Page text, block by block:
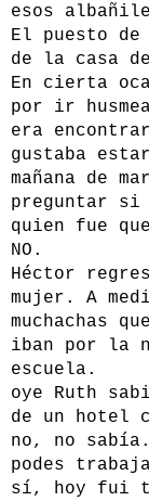
esos
El puesto de
de la casa
En cierta
por ir
era
gustaba
mañana de
preguntar si
quien fue
NO.
Héctor
mujer. A
muchachas
iban por la
escuela.
oye Ruth
de un hotel
no, no
podes
sí, hoy fui